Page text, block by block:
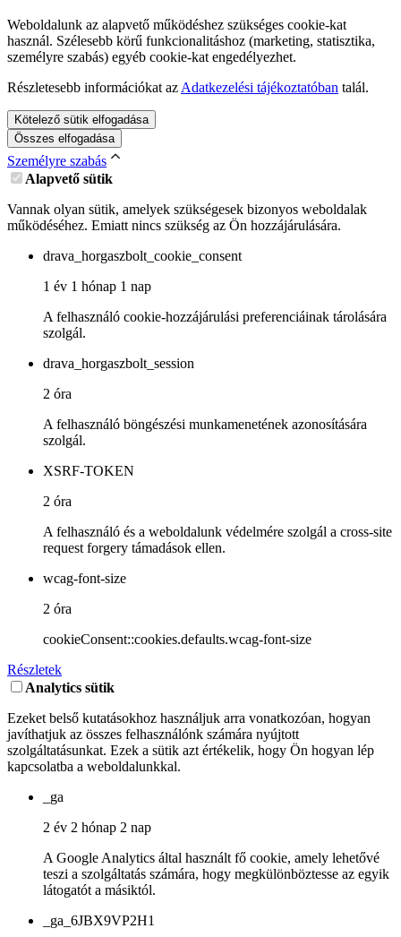
Weboldalunk az alapvető működéshez szükséges cookie-kat
használ. Szélesebb körű funkcionalitáshoz (marketing, statisztika,
személyre szabás) egyéb cookie-kat engedélyezhet.
Részletesebb információkat az Adatkezelési tájékoztatóban talál.
Kötelező sütik elfogadása
Összes elfogadása
Személyre szabás
Alapvető sütik
Vannak olyan sütik, amelyek szükségesek bizonyos weboldalak
működéséhez. Emiatt nincs szükség az Ön hozzájárulására.
drava_horgaszbolt_cookie_consent
1 év 1 hónap 1 nap
A felhasználó cookie-hozzájárulási preferenciáinak tárolására
szolgál.
drava_horgaszbolt_session
2 óra
A felhasználó böngészési munkamenetének azonosítására
szolgál.
XSRF-TOKEN
2 óra
A felhasználó és a weboldalunk védelmére szolgál a cross-site
request forgery támadások ellen.
wcag-font-size
2 óra
cookieConsent::cookies.defaults.wcag-font-size
Részletek
Analytics sütik
Ezeket belső kutatásokhoz használjuk arra vonatkozóan, hogyan
javíthatjuk az összes felhasználónk számára nyújtott
szolgáltatásunkat. Ezek a sütik azt értékelik, hogy Ön hogyan lép
kapcsolatba a weboldalunkkal.
_ga
2 év 2 hónap 2 nap
A Google Analytics által használt fő cookie, amely lehetővé
teszi a szolgáltatás számára, hogy megkülönböztesse az egyik
látogatót a másiktól.
_ga_6JBX9VP2H1